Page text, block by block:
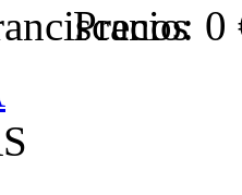
Precio: 0